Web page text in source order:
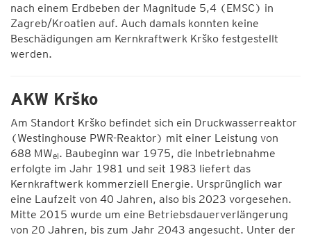
nach einem Erdbeben der Magnitude 5,4 (EMSC) in
Zagreb/Kroatien auf. Auch damals konnten keine
Beschädigungen am Kernkraftwerk Krško festgestellt
werden.
AKW Krško
Am Standort Krško befindet sich ein Druckwasserreaktor
(Westinghouse PWR-Reaktor) mit einer Leistung von
688 MWel. Baubeginn war 1975, die Inbetriebnahme
erfolgte im Jahr 1981 und seit 1983 liefert das
Kernkraftwerk kommerziell Energie. Ursprünglich war
eine Laufzeit von 40 Jahren, also bis 2023 vorgesehen.
Mitte 2015 wurde um eine Betriebsdauerverlängerung
von 20 Jahren, bis zum Jahr 2043 angesucht. Unter der